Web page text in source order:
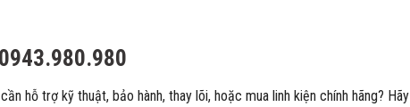
hỗ trợ kỹ thuật, bảo hành, thay lõi, hoặc mua linh kiện chính hãng? Hãy